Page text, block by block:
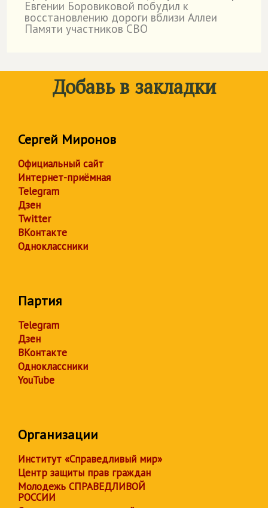
Евгении Боровиковой побудил к
восстановлению дороги вблизи Аллеи
Памяти участников СВО
Добавь в закладки
Сергей Миронов
Официальный сайт
Интернет-приёмная
Telegram
Дзен
Twitter
ВКонтакте
Одноклассники
Партия
Telegram
Дзен
ВКонтакте
Одноклассники
YouTube
Организации
Институт «Справедливый мир»
Центр защиты прав граждан
Молодежь СПРАВЕДЛИВОЙ
РОССИИ